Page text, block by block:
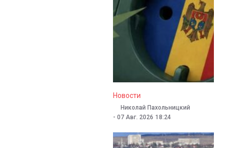
Новости
Николай Пахольницкий
- 07 Авг. 2026 18:24